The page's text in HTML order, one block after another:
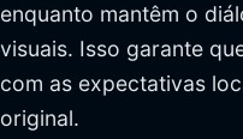
enquanto mantêm o
visuais. Isso garante
com as expectativas
original.